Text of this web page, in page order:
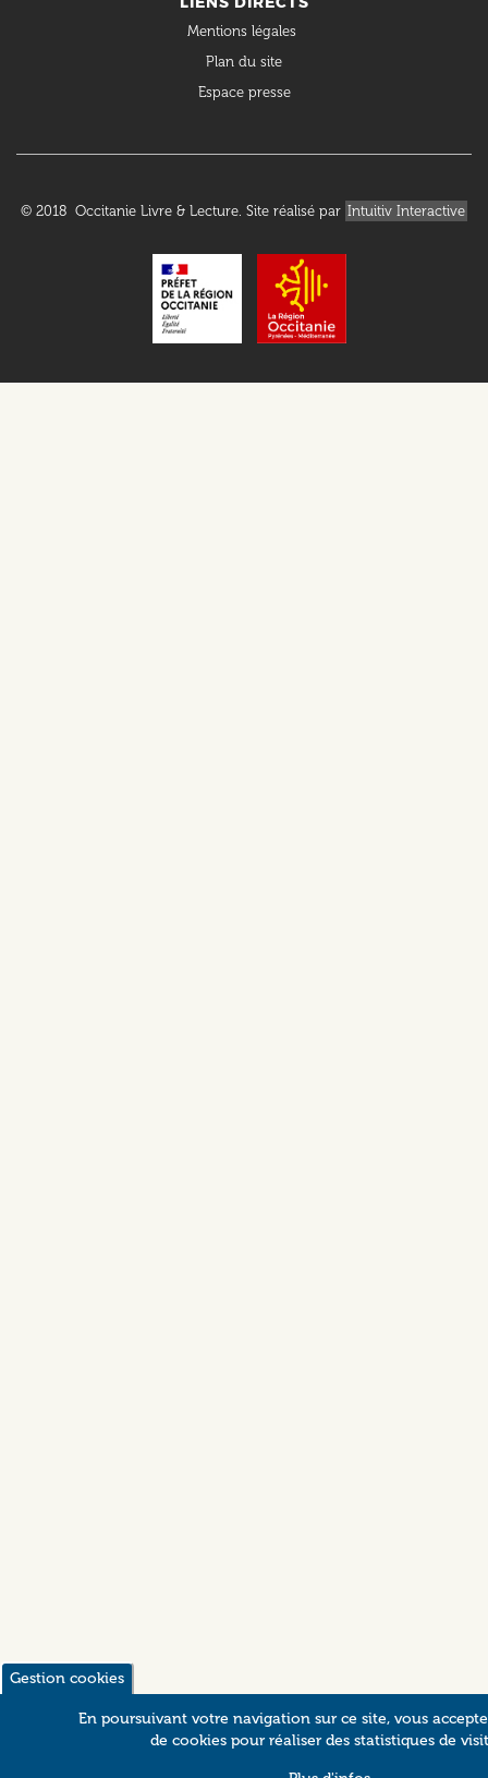
Mentions légales
Plan du site
Espace presse
© 2018 Occitanie Livre & Lecture. Site réalisé par Intuitiv Interactive
Gestion cookies
En poursuivant votre navigation sur ce site, vous
de cookies pour réaliser des statistiques de